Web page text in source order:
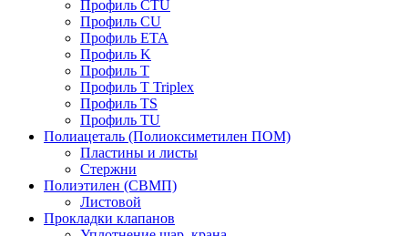
Профиль CTU
Профиль CU
Профиль ETA
Профиль K
Профиль T
Профиль T Triplex
Профиль TS
Профиль TU
Полиацеталь (Полиоксиметилен ПОМ)
Пластины и листы
Стержни
Полиэтилен (СВМП)
Листовой
Прокладки клапанов